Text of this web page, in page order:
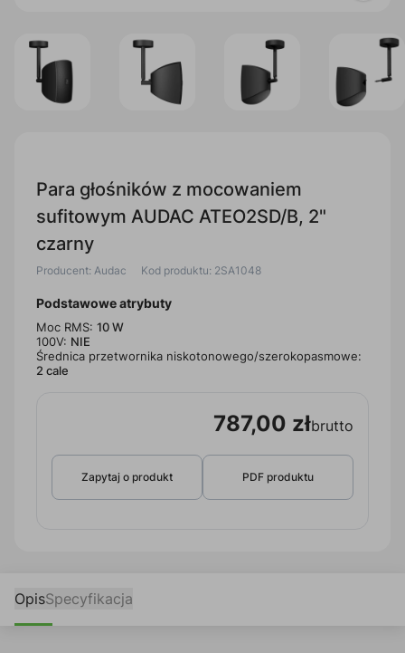
Para głośników z mocowaniem
sufitowym AUDAC ATEO2SD/B, 2"
czarny
Producent: Audac Kod produktu: 2SA1048
Podstawowe atrybuty
Moc RMS: 10 W
100V: NIE
Średnica przetwornika niskotonowego/szerokopasmowe:
2 cale
787,00 złbrutto
Zapytaj o produkt PDF produktu
OpisSpecyfikacja